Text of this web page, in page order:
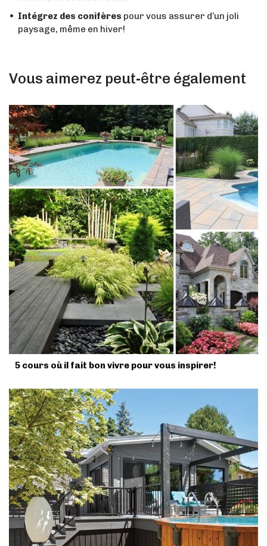
Intégrez des conifères pour vous assurer d’un joli
paysage, même en hiver!
Vous aimerez peut-être également
5 cours où il fait bon vivre pour vous inspirer!